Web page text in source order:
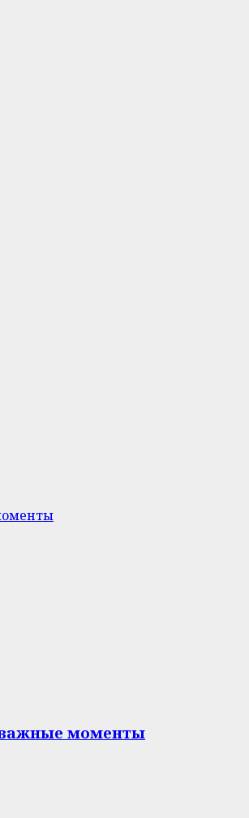
важные моменты